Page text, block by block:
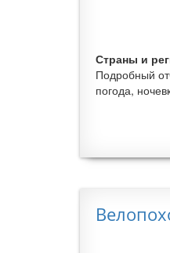
Страны и
Подробный
погода,